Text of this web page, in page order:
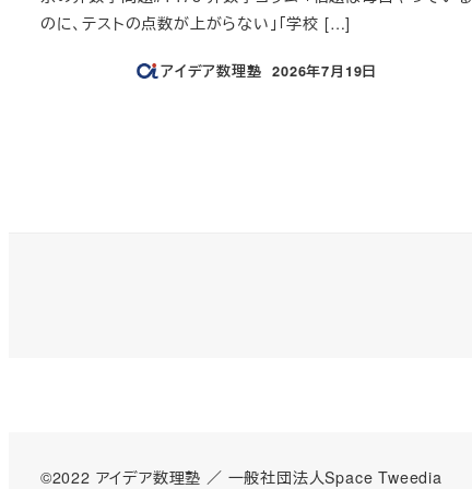
のに、テストの点数が上がらない」「学校 […]
アイデア数理塾
投稿日
2026年7月19日
©2022 アイデア数理塾 ／ 一般社団法人Space Tweedia